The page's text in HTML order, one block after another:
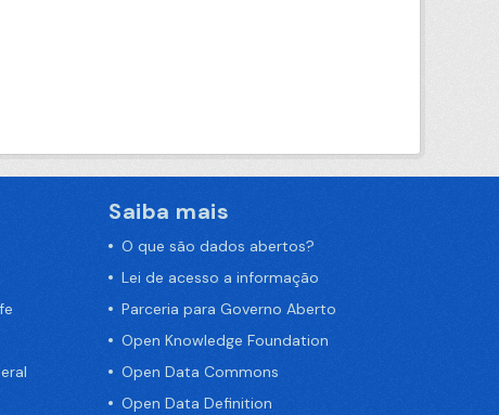
Saiba mais
O que são dados abertos?
Lei de acesso a informação
Parceria para Governo Aberto
Open Knowledge Foundation
Open Data Commons
Open Data Definition